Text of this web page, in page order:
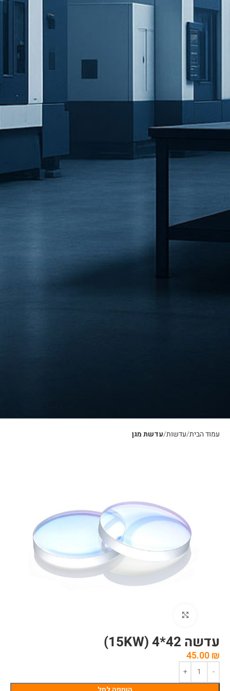
עמוד הבית עדשות עדשת מגן
עדשה 42*4 (15KW)
45.00₪